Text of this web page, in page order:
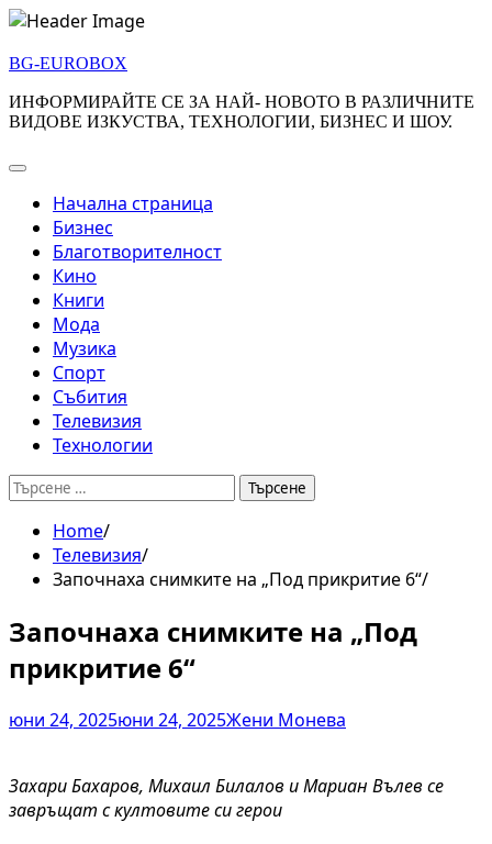
Skip
content
BG-EUROBOX
ИНФОРМИРАЙТЕ СЕ ЗА НАЙ- НОВОТО В РАЗЛИЧНИТЕ
ВИДОВЕ ИЗКУСТВА, ТЕХНОЛОГИИ, БИЗНЕС И ШОУ.
Начална страница
Бизнес
Благотворителност
Кино
Книги
Мода
Музика
Спорт
Събития
Телевизия
Технологии
Търсене
Home
Телевизия
Започнаха снимките на „Под прикритие 6“
Започнаха снимките на „Под
прикритие 6“
юни 24, 2025юни 24, 2025Жени Монева
Захари Бахаров, Михаил Билалов и Мариан Вълев се
завръщат с култовите си герои